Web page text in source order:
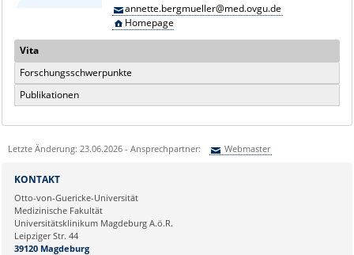
annette.bergmueller@med.ovgu.de
Homepage
Vita
Forschungsschwerpunkte
Publikationen
Letzte Änderung: 23.06.2026 - Ansprechpartner: Webmaster
Ihre E-Mailadresse:
Ihr Anliegen:
KONTAKT
Otto-von-Guericke-Universität
Medizinische Fakultät
Universitätsklinikum Magdeburg A.ö.R.
Leipziger Str. 44
39120 Magdeburg